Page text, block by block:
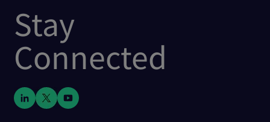
Stay
Connected